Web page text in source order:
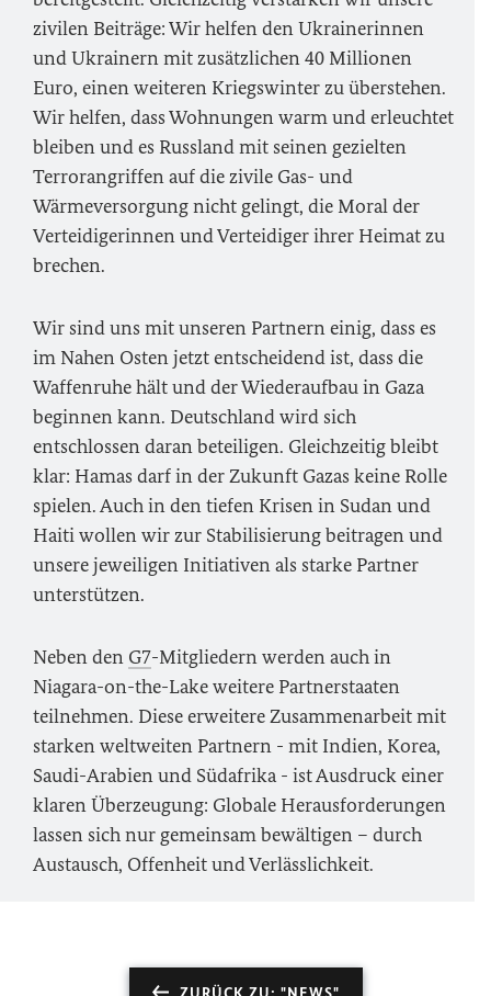
zivilen Beiträge: Wir helfen den Ukrainerinnen
und Ukrainern mit zusätzlichen 40 Millionen
Euro, einen weiteren Kriegswinter zu überstehen.
Wir helfen, dass Wohnungen warm und erleuchtet
bleiben und es Russland mit seinen gezielten
Terrorangriffen auf die zivile Gas- und
Wärmeversorgung nicht gelingt, die Moral der
Verteidigerinnen und Verteidiger ihrer Heimat zu
brechen.
Wir sind uns mit unseren Partnern einig, dass es
im Nahen Osten jetzt entscheidend ist, dass die
Waffenruhe hält und der Wiederaufbau in Gaza
beginnen kann. Deutschland wird sich
entschlossen daran beteiligen. Gleichzeitig bleibt
klar: Hamas darf in der Zukunft Gazas keine Rolle
spielen. Auch in den tiefen Krisen in Sudan und
Haiti wollen wir zur Stabilisierung beitragen und
unsere jeweiligen Initiativen als starke Partner
unterstützen.
Neben den G7-Mitgliedern werden auch in
Niagara-on-the-Lakeweitere Partnerstaaten
teilnehmen. Diese erweitere Zusammenarbeit mit
starken weltweiten Partnern - mit Indien, Korea,
Saudi-Arabien und Südafrika - ist Ausdruck einer
klaren Überzeugung: Globale Herausforderungen
lassen sich nur gemeinsam bewältigen – durch
Austausch, Offenheit und Verlässlichkeit.